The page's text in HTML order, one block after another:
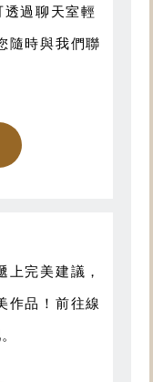
過聊天室輕
隨時與我們聯
完美建議，
作品！前往線